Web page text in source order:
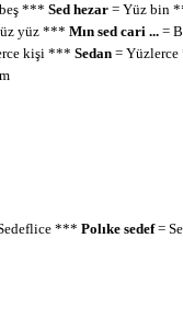
*** Sed hezar = Yüz bin
yüz *** Mın sed cari ...=
kişi *** Sedan=
*** Polıke sedef=